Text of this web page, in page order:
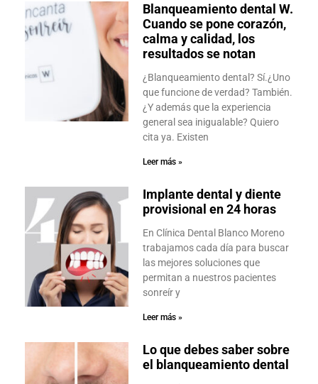
Blanqueamiento dental W.
Cuando se pone corazón,
calma y calidad, los
resultados se notan
¿Blanqueamiento dental? Sí.¿Uno
que funcione de verdad? También.
¿Y además que la experiencia
general sea inigualable? Quiero
cita ya. Existen
Leer más »
Implante dental y diente
provisional en 24 horas
En Clínica Dental Blanco Moreno
trabajamos cada día para buscar
las mejores soluciones que
permitan a nuestros pacientes
sonreír y
Leer más »
Lo que debes saber sobre
el blanqueamiento dental